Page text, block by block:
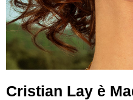
Cristian Lay è